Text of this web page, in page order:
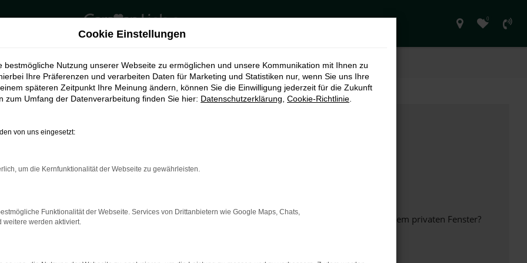
0
bestimmter Seiten verhindern. Funktioniert die Seite in einem anderen Browser oder in einem privaten Fenster?
beheben.
Cookie Einstellungen
bestmögliche Nutzung unserer Webseite zu ermöglichen und unsere Kommunikation mit Ihnen zu
Ihre Präferenzen und verarbeiten Daten für Marketing und Statistiken nur, wenn Sie uns Ihre
späteren Zeitpunkt Ihre Meinung ändern, können Sie die Einwilligung jederzeit für die Zukunft
zum Umfang der Datenverarbeitung finden Sie hier: Datenschutzerklärung Cookie-Richtlinie
von uns eingesetzt:
um die Kernfunktionalität der Webseite zu gewährleisten.
Funktionalität der Webseite. Services von Drittanbietern wie Google Maps, Chats,
weitere werden aktiviert.